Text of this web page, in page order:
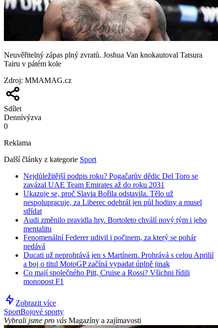
Neuvěřitelný zápas plný zvratů. Joshua Van knokautoval Tatsura
Tairu v pátém kole
Zdroj: MMAMAG.cz
Sdílet
Dennívýzva
0
Reklama
Další články z kategorie Sport
Nejdůležitější podpis roku? Pogačarův dědic Del Toro se
zavázal UAE Team Emirates až do roku 2031
Ukazuje se, proč Slavia Bořila odstavila. Tělo už
nespolupracuje, za Liberec odehrál jen půl hodiny a musel
střídat
Audi změnilo pravidla hry. Bortoleto chválí nový tým i jeho
mentalitu
Fenomenální Federer udivil i počinem, za který se pohár
nedává
Ducati už neprohrává jen s Martínem. Prohrává s celou Aprilií
a boj o titul MotoGP začíná vypadat úplně jinak
Co mají společného Pitt, Cruise a Rossi? Všichni řídili
monopost F1
Zobrazit více
SportBojové sporty
Vybrali jsme pro vás Magazíny a zajímavosti